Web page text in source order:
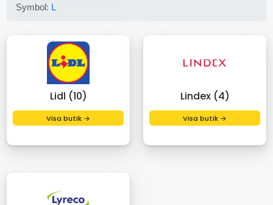
Symbol: L
Lidl (10)
Visa butik →
Lindex (4)
Visa butik →